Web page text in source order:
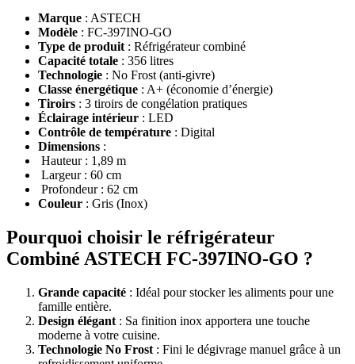
Marque : ASTECH
Modèle : FC-397INO-GO
Type de produit : Réfrigérateur combiné
Capacité totale : 356 litres
Technologie : No Frost (anti-givre)
Classe énergétique : A+ (économie d’énergie)
Tiroirs : 3 tiroirs de congélation pratiques
Éclairage intérieur : LED
Contrôle de température : Digital
Dimensions :
Hauteur : 1,89 m
Largeur : 60 cm
Profondeur : 62 cm
Couleur : Gris (Inox)
Pourquoi choisir le réfrigérateur
Combiné ASTECH FC-397INO-GO ?
Grande capacité : Idéal pour stocker les aliments pour une
famille entière.
Design élégant : Sa finition inox apportera une touche
moderne à votre cuisine.
Technologie No Frost : Fini le dégivrage manuel grâce à un